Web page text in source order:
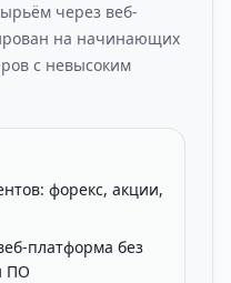
через веб-
на начинающих
с невысоким
форекс, акции,
платформа без
ПО